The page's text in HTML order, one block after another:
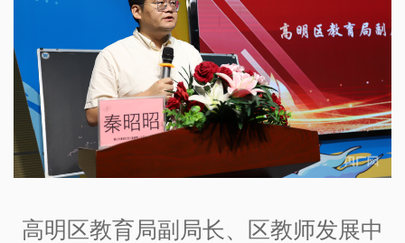
高明区教育局副局长、区教师发展中